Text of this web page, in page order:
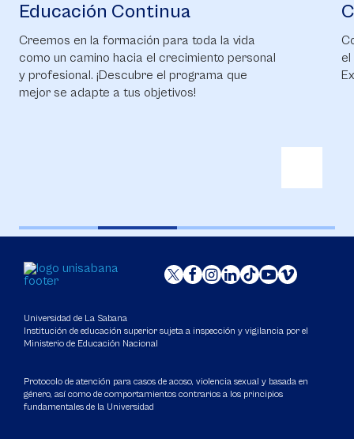
Educación Continua
Creemos en la formación para toda la vida
como un camino hacia el crecimiento personal
y profesional. ¡Descubre el programa que
mejor se adapte a tus objetivos!
el
Universidad de La Sabana
Institución de educación superior sujeta a inspección y vigilancia por el
Ministerio de Educación Nacional
Protocolo de atención para casos de acoso, violencia sexual y basada en
género, así como de comportamientos contrarios a los principios
fundamentales de la Universidad